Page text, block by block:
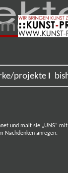
projekte I
und malt sie „UNS“
Nachdenken anregen.